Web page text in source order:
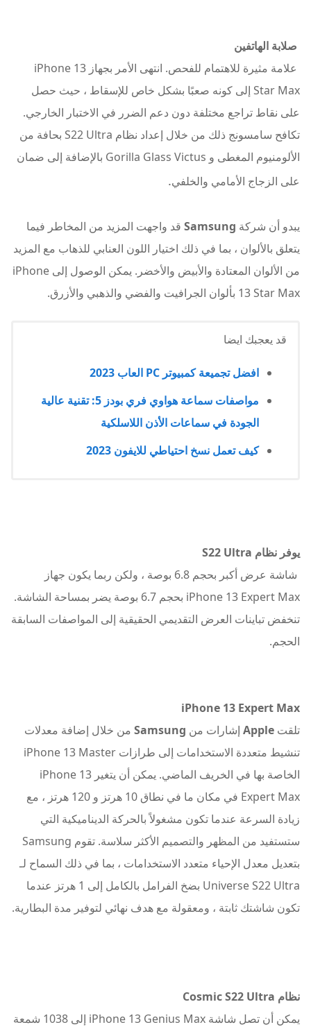
صلابة الهاتفين
علامة مثيرة للاهتمام للفحص. انتهى الأمر بجهاز iPhone 13
Star Max إلى كونه صعبًا بشكل خاص للإسقاط ، حيث حصل
على نقاط تراجع مختلفة دون دعم الضرر في الاختبار الخارجي.
تكافح سامسونج ذلك من خلال إعداد نظام S22 Ultra بحافة من
الألومنيوم المغطى و Gorilla Glass Victus بالإضافة إلى ضمان
على الزجاج الأمامي والخلفي.
يبدو أن شركة Samsung قد واجهت المزيد من المخاطر فيما
يتعلق بالألوان ، بما في ذلك اختيار اللون العنابي للذهاب مع المزيد
من الألوان المعتادة والأبيض والأخضر. يمكن الوصول إلى iPhone
13 Star Max بألوان الجرافيت والفضي والذهبي والأزرق.
قد يعجبك ايضا
افضل تجميعة كمبيوتر PC العاب 2023
مواصفات سماعة هواوي فري بودز 5: تقنية عالية
الجودة في سماعات الأذن اللاسلكية
كيف تعمل نسخ احتياطي للايفون 2023
يوفر نظام S22 Ultra
شاشة عرض أكب
ر بحجم 6.8 بوصة ، ولكن ربما يكون جهاز
iPhone 13 Expert Max بحجم 6.7 بوصة يضر بمساحة الشاشة.
تنخفض تباينات العرض التقديمي الحقيقية إلى المواصفات السابقة
الحجم.
iPhone 13 Expert Max
تلقت Apple إشارات من Samsung من خلال إضافة معدلات
تنشيط متعددة الاستخدامات إلى طرازات iPhone 13 Master
الخاصة بها في الخريف الماضي. يمكن أن يتغير iPhone 13
Expert Max في مكان ما في نطاق 10 هرتز و 120 هرتز ، مع
زيادة السرعة عندما تكون مشغولاً بالحركة الديناميكية التي
ستستفيد من المظهر والتصميم الأكثر سلاسة. تقوم Samsung
بتعديل معدل الإحياء متعدد الاستخدامات ، بما في ذلك السماح لـ
Universe S22 Ultra بضخ الفرامل بالكامل إلى 1 هرتز عندما
تكون شاشتك ثابتة ، ومعقولة مع هدف نهائي لتوفير مدة البطارية.
نظام Cosmic S22 Ultra
يمكن أن تصل شاشة iPhone 13 Genius Max إلى 1038 شمعة